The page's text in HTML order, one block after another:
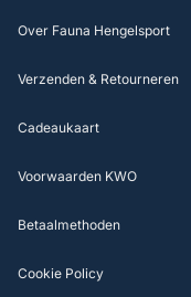
Over Fauna Hengelsport
Verzenden & Retourneren
Cadeaukaart
Voorwaarden KWO
Betaalmethoden
Cookie Policy